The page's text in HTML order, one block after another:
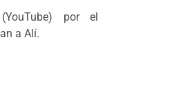
por el
a Alí.